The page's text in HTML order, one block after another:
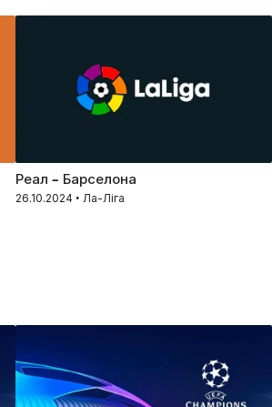
Реал – Барселона
26.10.2024 • Ла-Ліга